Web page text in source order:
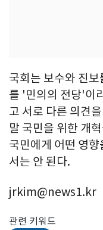
국회는 보수와 진보
를 '민의의 전당'이
고 서로 다른 의견
말 국민을 위한 개
국민에게 어떤 영
서는 안 된다.
jrkim@news1.kr
관련 키워드